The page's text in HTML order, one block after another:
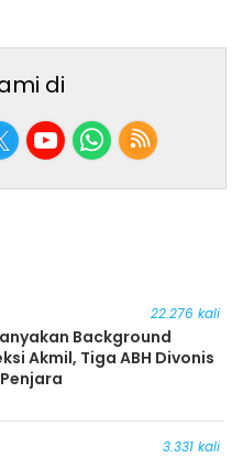
di
22.276 kali
Background
Akmil, Tiga ABH Divonis
3.331 kali